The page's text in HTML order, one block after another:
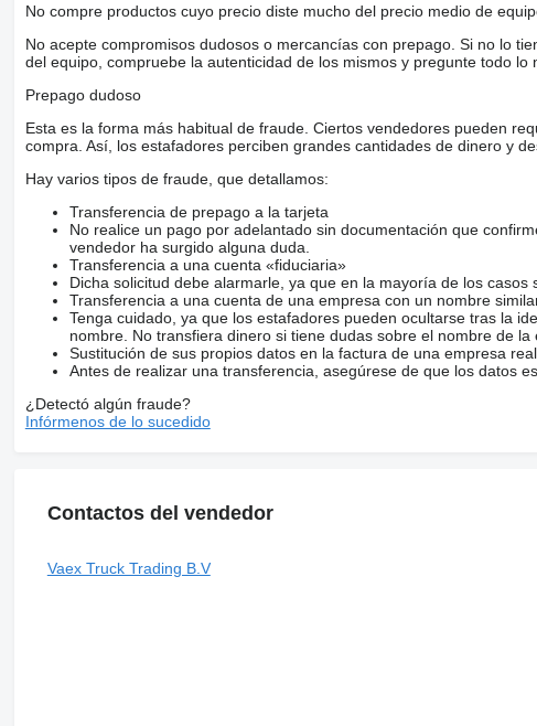
* Dual fuel tanks
* Total capacity: 900 liters
Additional Features:
* Red paint protected with clear coat to prevent fading
* New radio with DAB+ & Apple CarPlay
= Más información =
Eje delantero: Carga máxima del eje: 9000 kg; Dirección; Dibujo del
Eje trasero 1: Carga máxima del eje: 11500 kg; Dibujo del
del neumático derecha exterior: 90%; Dibujo del neumático derecha
Eje trasero 2: Carga máxima del eje: 7500 kg; Dibujo del neumático
del neumático derecha exterior: 60%; Dibujo del neumático derecha
Marca carrocería: AJK
Estado general: bueno
Estado técnico: bueno
Estado óptico: bueno
No compre productos cuyo precio diste mucho del precio medio de
No acepte compromisos dudosos o mercancías con prepago. Si no lo
del equipo, compruebe la autenticidad de los mismos y pregunte todo lo
Prepago dudoso
Esta es la forma más habitual de fraude. Ciertos vendedores pueden
compra. Así, los estafadores perciben grandes cantidades de dinero y
Hay varios tipos de fraude, que detallamos:
Transferencia de prepago a la tarjeta
No realice un pago por adelantado sin documentación que
vendedor ha surgido alguna duda.
Transferencia a una cuenta «fiduciaria»
Dicha solicitud debe alarmarle, ya que en la mayoría de los casos
Transferencia a una cuenta de una empresa con un nombre
Tenga cuidado, ya que los estafadores pueden ocultarse tras la
nombre. No transfiera dinero si tiene dudas sobre el nombre de la
Sustitución de sus propios datos en la factura de una empresa real
Antes de realizar una transferencia, asegúrese de que los datos
¿Detectó algún fraude?
Infórmenos de lo sucedido
Contactos del vendedor
Vaex Truck Trading B.V